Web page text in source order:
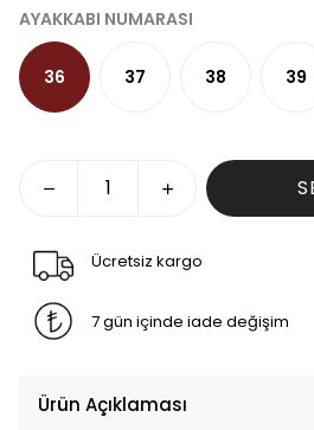
AYAKKABI NUMARASI
36 37 38 39
Ücretsiz kargo
7 gün içinde iade değişim
Ürün Açıklaması